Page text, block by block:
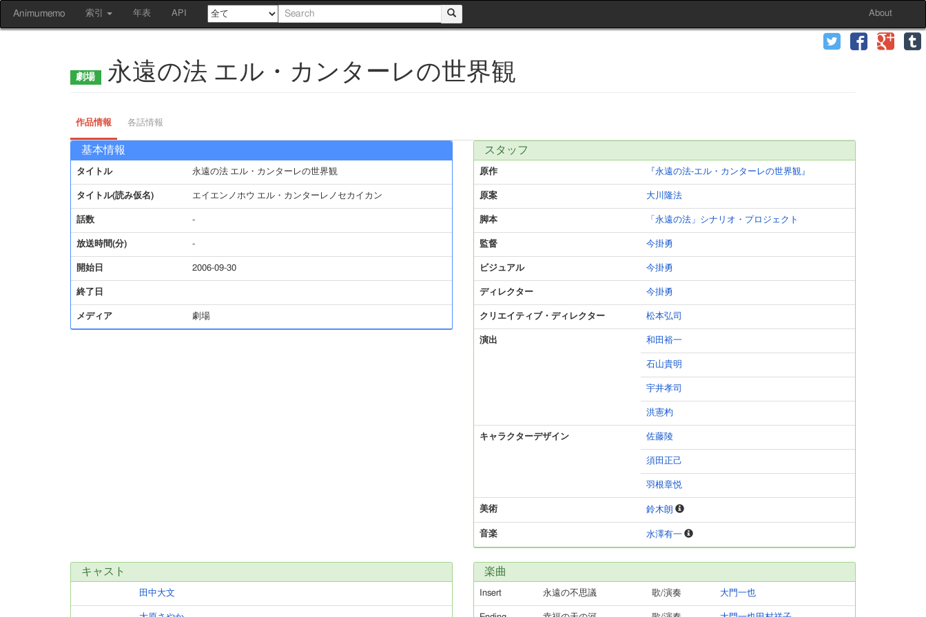
Animumemo 索引 年表 API About
永遠の法 エル・カンターレの世界観
作品情報 各話情報
基本情報
タイトル 永遠の法 エル・カンターレの世界観
タイトル(読み仮名) エイエンノホウ エル・カンターレノセカイカン
話数 -
放送時間(分) -
開始日 2006-09-30
終了日
メディア 劇場
スタッフ
原作 『永遠の法-エル・カンターレの世界観』
原案 大川隆法
脚本 「永遠の法」シナリオ・プロジェクト
監督 今掛勇
ビジュアル 今掛勇
ディレクター 今掛勇
クリエイティブ・ディレクター 松本弘司
演出 和田裕一
石山貴明
宇井孝司
洪憲杓
キャラクターデザイン 佐藤陵
須田正己
羽根章悦
美術 鈴木朗
音楽 水澤有一
キャスト
田中大文
楽曲
Insert 永遠の不思議 歌/演奏 大門一也